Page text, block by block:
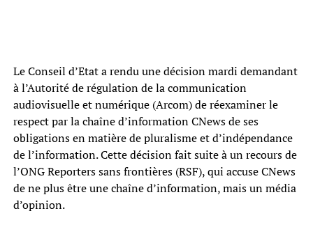
Le Conseil d’Etat a rendu une décision mardi demandant
à l’Autorité de régulation de la communication
audiovisuelle et numérique (Arcom) de réexaminer le
respect par la chaîne d’information CNews de ses
obligations en matière de pluralisme et d’indépendance
de l’information. Cette décision fait suite à un recours de
l’ONG Reporters sans frontières (RSF), qui accuse CNews
de ne plus être une chaîne d’information, mais un média
d’opinion.